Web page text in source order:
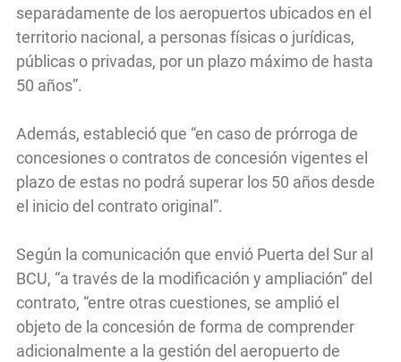
separadamente de los aeropuertos ubicados en el
territorio nacional, a personas físicas o jurídicas,
públicas o privadas, por un plazo máximo de hasta
50 años”.
Además, estableció que “en caso de prórroga de
concesiones o contratos de concesión vigentes el
plazo de estas no podrá superar los 50 años desde
el inicio del contrato original”.
Según la comunicación que envió Puerta del Sur al
BCU, “a través de la modificación y ampliación” del
contrato, “entre otras cuestiones, se amplió el
objeto de la concesión de forma de comprender
adicionalmente a la gestión del aeropuerto de